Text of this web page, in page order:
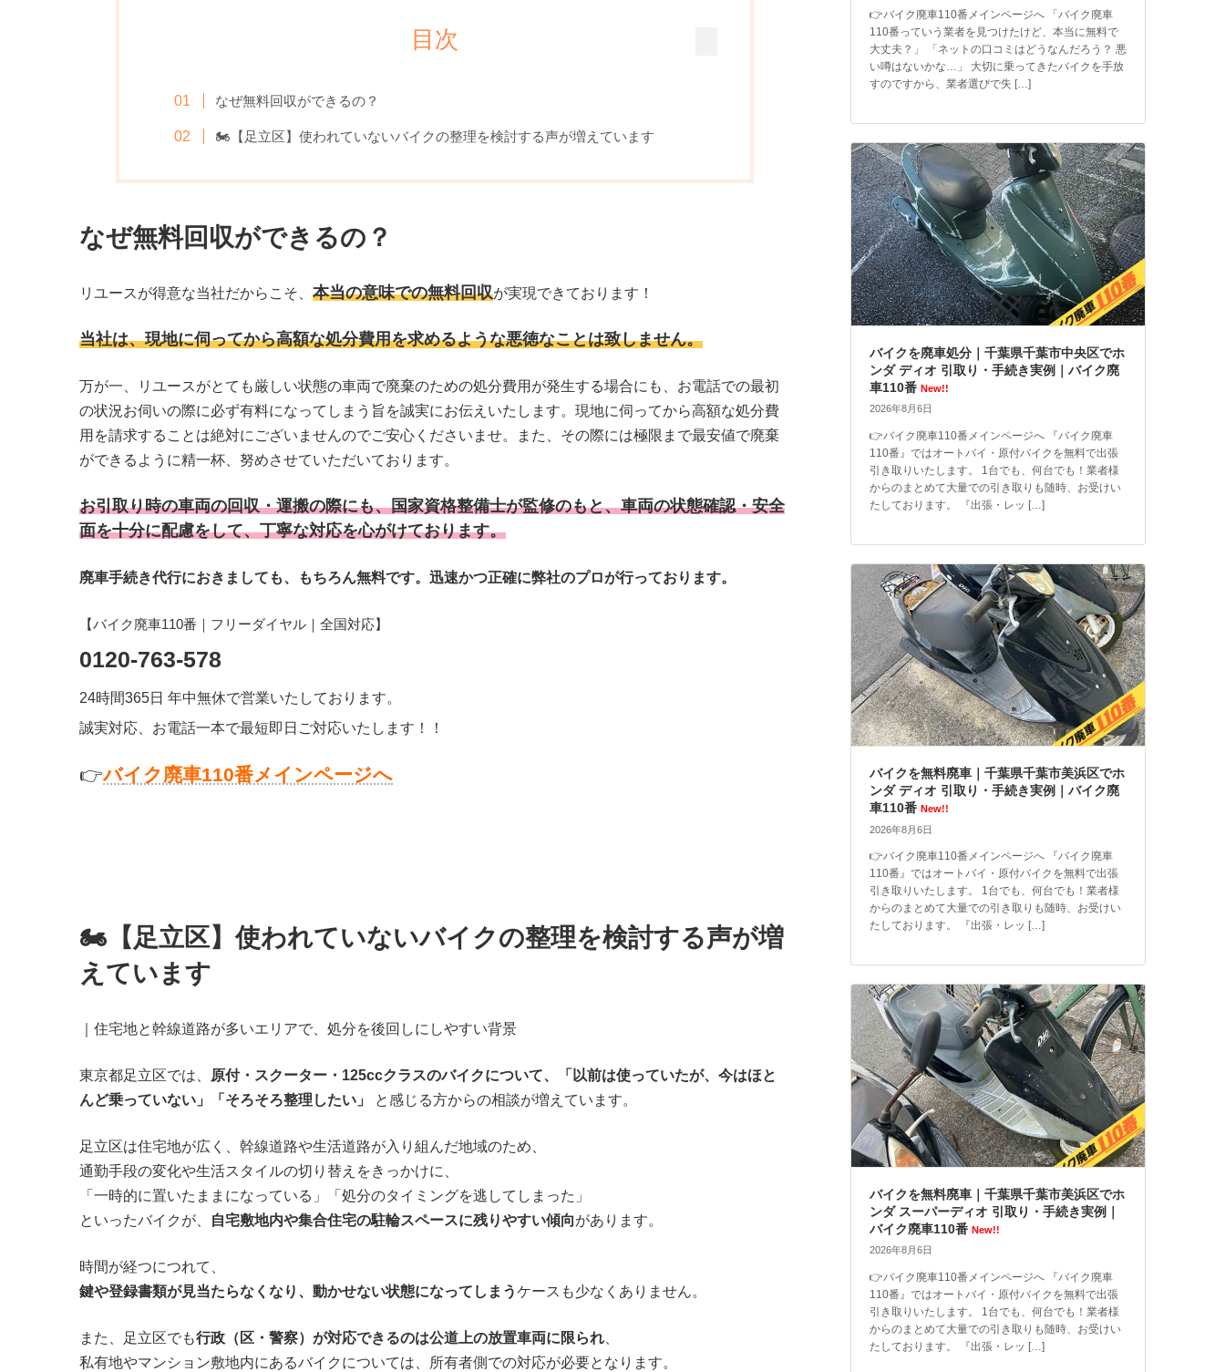
目次
なぜ無料回収ができるの？
🏍️【足立区】使われていないバイクの整理を検討する声が増えています
なぜ無料回収ができるの？
リユースが得意な当社だからこそ、 本当の意味での無料回収が実現できております！
当社は、現地に伺ってから高額な処分費用を求めるような悪徳なことは致しません。
万が一、リユースがとても厳しい状態の車両で廃棄のための処分費用が発生する場合にも、お電話での最初
の状況お伺いの際に必ず有料になってしまう旨を誠実にお伝えいたします。現地に伺ってから高額な処分費
用を請求することは絶対にございませんのでご安心くださいませ。また、その際には極限まで最安値で廃棄
ができるように精一杯、努めさせていただいております。
お引取り時の車両の回収・運搬の際にも、国家資格整備士が監修のもと、車両の状態確認・安全
面を十分に配慮をして、丁寧な対応を心がけております。
廃車手続き代行におきましても、もちろん無料です。迅速かつ正確に弊社のプロが行っております。
【バイク廃車110番｜フリーダイヤル ｜全国対応】
0120-763-578
24時間365日 年中無休で営業いたしております。
誠実対応、お電話一本で最短即日ご対応いたします！！
👉バイク廃車110番メインページへ
🏍️【足立区】使われていないバイクの整理を検討する声が増
えています
｜住宅地と幹線道路が多いエリアで、処分を後回しにしやすい背景
東京都足立区では、
原付・スクーター・125ccクラスのバイクについて、「以前は使っていたが、今はほと
んど乗っていない」「そろそろ整理したい」
と感じる方からの相談が増えています。
足立区は住宅地が広く、幹線道路や生活道路が入り組んだ地域のため、
通勤手段の変化や生活スタイルの切り替えをきっかけに、
「一時的に置いたままになっている」「処分のタイミングを逃してしまった」
といったバイクが、
自宅敷地内や集合住宅の駐輪スペースに残りやすい傾向があります。
時間が経つにつれて、
鍵や登録書類が見当たらなくなり、動かせない状態になってしまうケースも少なくありません。
また、足立区でも行政（区・警察）が対応できるのは公道上の放置車両に限られ
私有地やマンション敷地内にあるバイクについては、所有者側での対応が必要となります。
👉バイク廃車110番メインページへ 「バイク廃車
110番っていう業者を見つけたけど、本当に無料で
大丈夫？」 「ネットの口コミはどうなんだろう？ 悪
い噂はないかな…」 大切に乗ってきたバイクを手放
すのですから、業者選びで失 […]
バイクを廃車処分｜千葉県千葉市中央区でホ
ンダ ディオ 引取り・手続き実例｜バイク廃
車110番 New!!
2026年8月6日
👉バイク廃車110番メインページへ 『バイク廃車
110番』ではオートバイ・原付バイクを無料で出張
引き取りいたします。 1台でも、何台でも！業者様
からのまとめて大量での引き取りも随時、お受けい
たしております。 『出張・レッ […]
バイクを無料廃車｜千葉県千葉市美浜区でホ
ンダ ディオ 引取り・手続き実例｜バイク廃
車110番 New!!
2026年8月6日
👉バイク廃車110番メインページへ 『バイク廃車
110番』ではオートバイ・原付バイクを無料で出張
引き取りいたします。 1台でも、何台でも！業者様
からのまとめて大量での引き取りも随時、お受けい
たしております。 『出張・レッ […]
バイクを無料廃車｜千葉県千葉市美浜区でホ
ンダ スーパーディオ 引取り・手続き実例｜
バイク廃車110番 New!!
2026年8月6日
👉バイク廃車110番メインページへ 『バイク廃車
110番』ではオートバイ・原付バイクを無料で出張
引き取りいたします。 1台でも、何台でも！業者様
からのまとめて大量での引き取りも随時、お受けい
たしております。 『出張・レッ […]